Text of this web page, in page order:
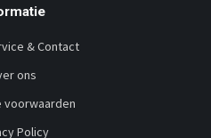
& Contact
ons
voorwaarden
Policy